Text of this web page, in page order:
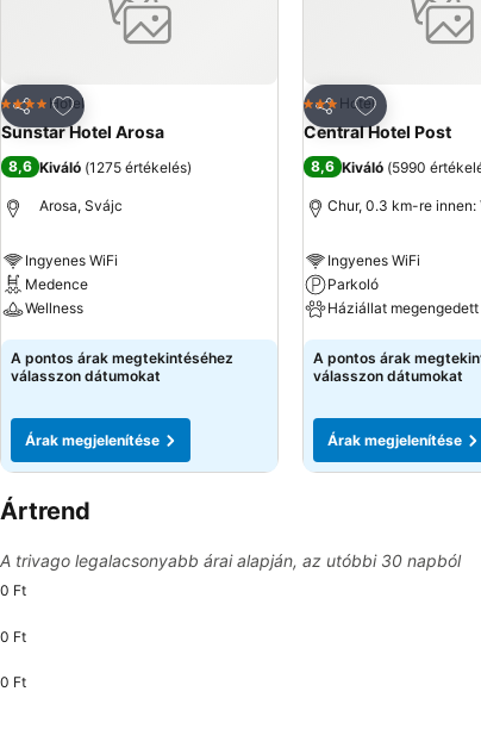
Megosztás
Hozzáadás a kedvencekhez
4 Kategória
Hotel
Sunstar Hotel Arosa
8,6 Kiváló (1275 értékelés)
Arosa, Svájc
Ingyenes WiFi
Medence
Wellness
Árak megjelenítése
A pontos árak megtekintéséhez
válasszon dátumokat
Árak megjelenítése
Megosztás
Hozzáadás a
3 Kategória
Hotel
Central Hotel Post
8,6 Kiváló (5990
Chur, 0.3 km-re innen:
Ingyenes WiFi
Parkoló
Háziállat megengedett
Árak megjelenítése
A pontos árak
válasszon dátumokat
Árak megjelenítése
Ártrend
A trivago legalacsonyabb árai alapján, az utóbbi 30 napból
0 Ft
0 Ft
0 Ft